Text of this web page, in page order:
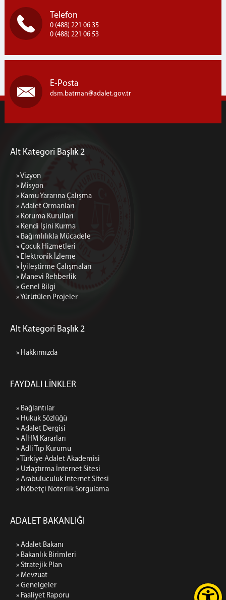
Telefon
0 (488) 221 06 35
0 (488) 221 06 53
E-Posta
dsm.batman adalet.gov.tr
Alt Kategori Başlık 2
» Vizyon
» Misyon
» Kamu Yararına Çalışma
» Adalet Ormanları
» Koruma Kurulları
» Kendi İşini Kurma
» Bağımlılıkla Mücadele
» Çocuk Hizmetleri
» Elektronik İzleme
» İyileştirme Çalışmaları
» Manevi Rehberlik
» Genel Bilgi
» Yürütülen Projeler
Alt Kategori Başlık 2
» Hakkımızda
FAYDALI LİNKLER
» Bağlantılar
» Hukuk Sözlüğü
» Adalet Dergisi
» AİHM Kararları
» Adli Tıp Kurumu
» Türkiye Adalet Akademisi
» Uzlaştırma İnternet Sitesi
» Arabuluculuk İnternet Sitesi
» Nöbetçi Noterlik Sorgulama
ADALET BAKANLIĞI
» Adalet Bakanı
» Bakanlık Birimleri
» Stratejik Plan
» Mevzuat
» Genelgeler
» Faaliyet Raporu